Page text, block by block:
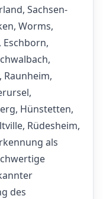
Sachsen-
Worms,
Raunheim,
Hünstetten,
Rüdesheim,
als
des